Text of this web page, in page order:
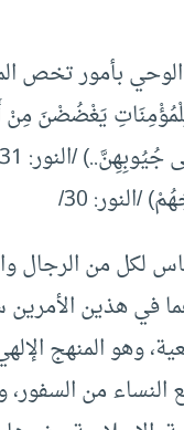
بأمور تخص
لِلْمُؤْمِنَاتِ يَغْضُضْنَ
30/
لكل من الرجال
في هذين
وهو المنهج
من السفور،